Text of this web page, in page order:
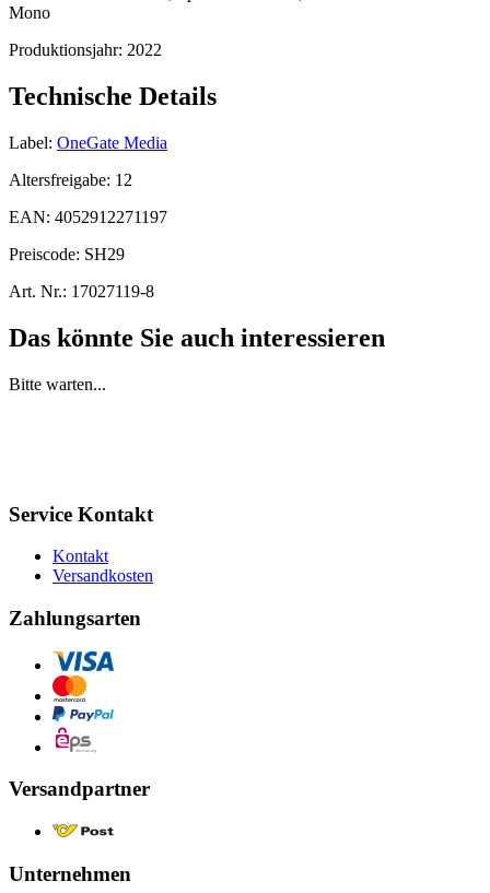
Mono
Produktionsjahr: 2022
Technische Details
Label: OneGate Media
Altersfreigabe: 12
EAN: 4052912271197
Preiscode: SH29
Art. Nr.: 17027119-8
Das könnte Sie auch interessieren
Bitte warten...
Service Kontakt
Kontakt
Versandkosten
Zahlungsarten
Versandpartner
Unternehmen